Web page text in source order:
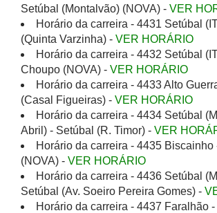
Setúbal (Montalvão) (NOVA) - VER
Horário da carreira - 4431 Setúbal
(Quinta Varzinha) - VER HORÁRIO
Horário da carreira - 4432 Setúbal
Choupo (NOVA) - VER HORÁRIO
Horário da carreira - 4433 Alto
(Casal Figueiras) - VER HORÁRIO
Horário da carreira - 4434 Setúbal
Abril) - Setúbal (R. Timor) - VER
Horário da carreira - 4435 Biscainho
(NOVA) - VER HORÁRIO
Horário da carreira - 4436 Setúbal
Setúbal (Av. Soeiro Pereira Gomes) -
Horário da carreira - 4437 Faralhão